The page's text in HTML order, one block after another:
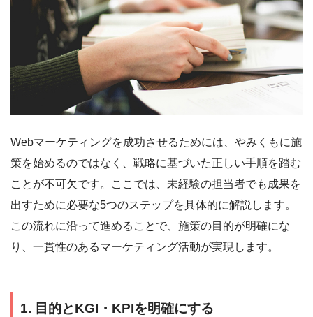
Webマーケティングを成功させるためには、やみくもに施
策を始めるのではなく、戦略に基づいた正しい手順を踏む
ことが不可欠です。ここでは、未経験の担当者でも成果を
出すために必要な5つのステップを具体的に解説します。
この流れに沿って進めることで、施策の目的が明確にな
り、一貫性のあるマーケティング活動が実現します。
1. 目的とKGI・KPIを明確にする